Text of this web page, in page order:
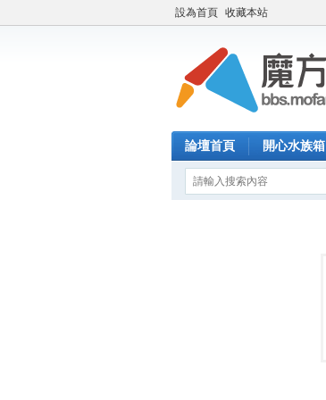
設為首頁 收藏本站
論壇首頁 開心水族箱